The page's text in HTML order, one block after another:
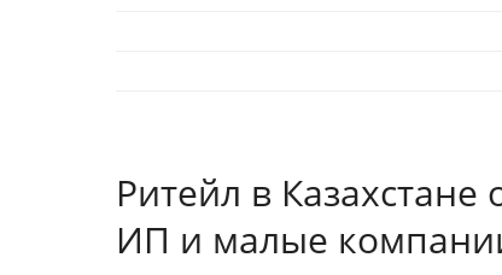
Ритейл в
ИП и малые